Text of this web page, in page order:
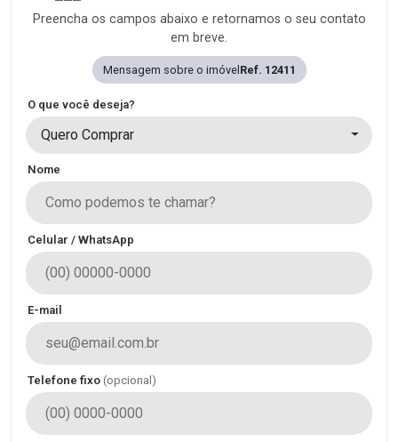
Preencha os campos abaixo e retornamos o seu contato
em breve.
Mensagem sobre o imóvelRef. 12411
O que você deseja?
Quero Comprar
Nome
Celular / WhatsApp
E-mail
Telefone fixo (opcional)